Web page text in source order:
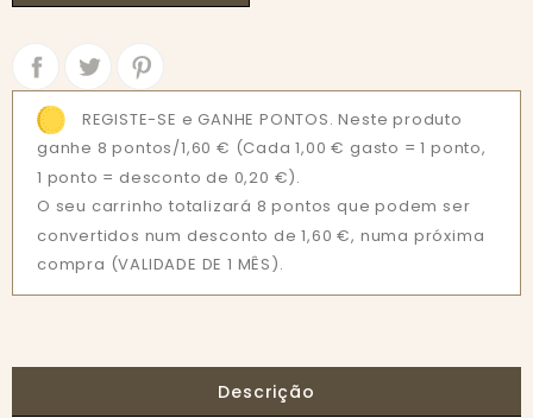
REGISTE-SE e GANHE PONTOS. Neste produto
ganhe 8 pontos/1,60 € (Cada 1,00 € gasto = 1 ponto,
1 ponto = desconto de 0,20 €).
O seu carrinho totalizará 8 pontos que podem ser
convertidos num desconto de 1,60 €, numa próxima
compra (VALIDADE DE 1 MÊS).
Descrição